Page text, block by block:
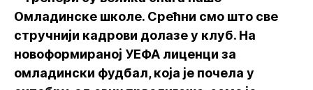
Омладинске школе. Срећни смо што све
стручнији кадрови долазе у клуб. На
новоформираној УЕФА лиценци за
омладински фудбал, која је почела у